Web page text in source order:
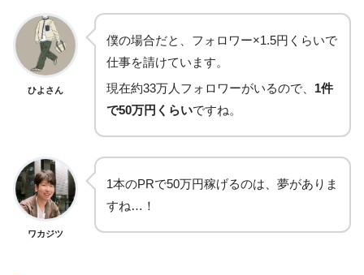
ひよさん
僕の場合だと、フォロワー×1.5円くらいで
仕事を請けています。
現在約33万人フォロワーがいるので、 1件
で50万円くらいですね。
ワカジツ
1本のPRで50万円稼げるのは、夢がありま
すね…！